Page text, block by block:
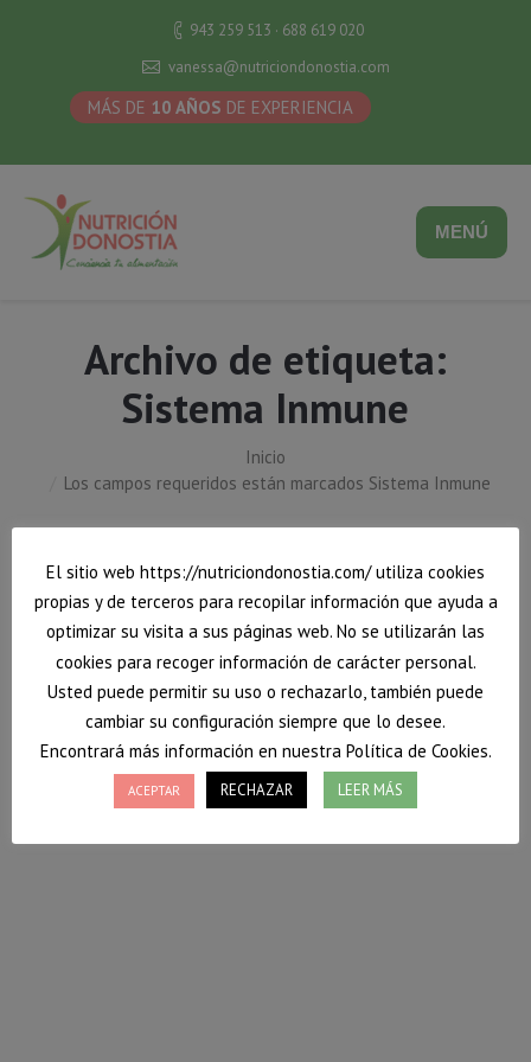
943 259 513 · 688 619 020
vanessa@nutriciondonostia.com
MÁS DE 10 AÑOS DE EXPERIENCIA
MENÚ
Archivo de etiqueta:
Sistema Inmune
Inicio
Los campos requeridos están marcados Sistema Inmune
El sitio web https://nutriciondonostia.com/ utiliza cookies
propias y de terceros para recopilar información que ayuda a
optimizar su visita a sus páginas web. No se utilizarán las
cookies para recoger información de carácter personal.
Usted puede permitir su uso o rechazarlo, también puede
cambiar su configuración siempre que lo desee.
Encontrará más información en nuestra Política de Cookies.
ACEPTAR RECHAZAR LEER MÁS